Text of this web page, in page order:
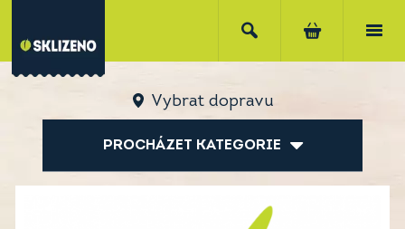
Vybrat dopravu
PROCHÁZET KATEGORIE